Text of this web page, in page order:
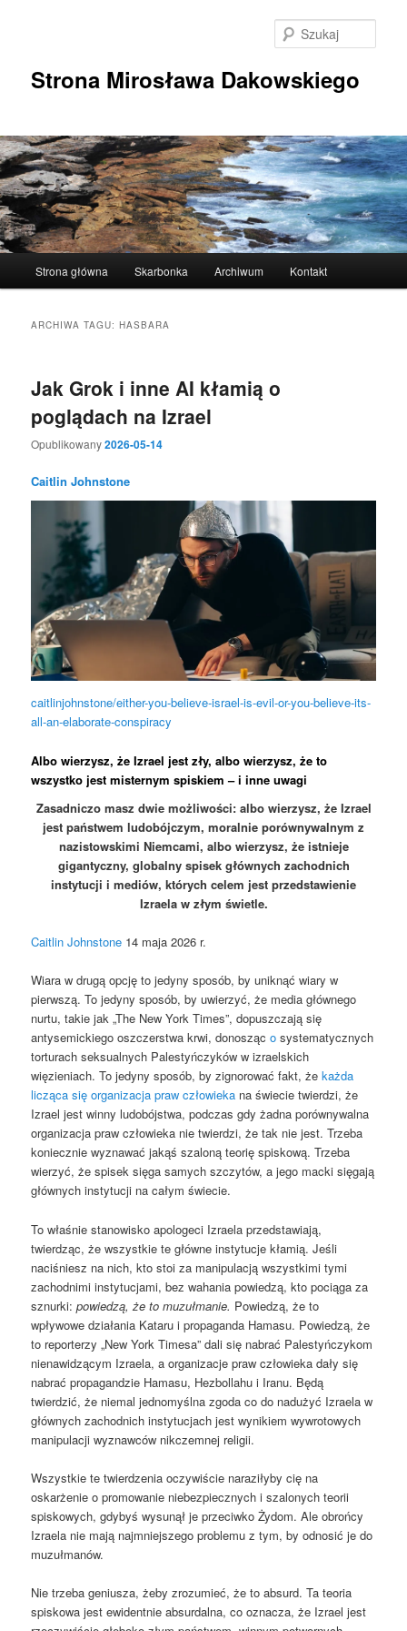
Strona Mirosława Dakowskiego
Strona główna Skarbonka Archiwum Kontakt
ARCHIWA TAGU:HASBARA
Jak Grok i inne AI kłamią o
poglądach na Izrael
Opublikowany2026-05-14
Caitlin Johnstone
caitlinjohnstone/either-you-believe-israel-is-evil-or-you-believe-its-
all-an-elaborate-conspiracy
Albo wierzysz, że Izrael jest zły, albo wierzysz, że to
wszystko jest misternym spiskiem – i inne uwagi
Zasadniczo masz dwie możliwości: albo wierzysz, że Izrael
jest państwem ludobójczym, moralnie porównywalnym z
nazistowskimi Niemcami, albo wierzysz, że istnieje
gigantyczny, globalny spisek głównych zachodnich
instytucji i mediów, których celem jest przedstawienie
Izraela w złym świetle.
Caitlin Johnstone 14 maja 2026 r.
Wiara w drugą opcję to jedyny sposób, by uniknąć wiary w
pierwszą. To jedyny sposób, by uwierzyć, że media głównego
nurtu, takie jak „The New York Times”, dopuszczają się
antysemickiego oszczerstwa krwi, donosząco systematycznych
torturach seksualnych Palestyńczyków w izraelskich
więzieniach. To jedyny sposób, by zignorować fakt, żekażda
licząca się organizacja praw człowieka na świecie twierdzi, że
Izrael jest winny ludobójstwa, podczas gdy żadna porównywalna
organizacja praw człowieka nie twierdzi, że tak nie jest. Trzeba
koniecznie wyznawać jakąś szaloną teorię spiskową. Trzeba
wierzyć, że spisek sięga samych szczytów, a jego macki sięgają
głównych instytucji na całym świecie.
To właśnie stanowisko apologeci Izraela przedstawiają,
twierdząc, że wszystkie te główne instytucje kłamią. Jeśli
naciśniesz na nich, kto stoi za manipulacją wszystkimi tymi
zachodnimi instytucjami, bez wahania powiedzą, kto pociąga za
sznurki:powiedzą, że to muzułmanie. Powiedzą, że to
wpływowe działania Kataru i propaganda Hamasu. Powiedzą, że
to reporterzy „New York Timesa” dali się nabrać Palestyńczykom
nienawidzącym Izraela, a organizacje praw człowieka dały się
nabrać propagandzie Hamasu, Hezbollahu i Iranu. Będą
twierdzić, że niemal jednomyślna zgoda co do nadużyć Izraela w
głównych zachodnich instytucjach jest wynikiem wywrotowych
manipulacji wyznawców nikczemnej religii.
Wszystkie te twierdzenia oczywiście naraziłyby cię na
oskarżenie o promowanie niebezpiecznych i szalonych teorii
spiskowych, gdybyś wysunął je przeciwko Żydom. Ale obrońcy
Izraela nie mają najmniejszego problemu z tym, by odnosić je do
muzułmanów.
Nie trzeba geniusza, żeby zrozumieć, że to absurd. Ta teoria
spiskowa jest ewidentnie absurdalna, co oznacza, że ​​Izrael jest